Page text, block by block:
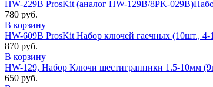
HW-229B ProsKit (аналог HW-129B/8PK-
780 руб.
В корзину
HW-609B ProsKit Набор ключей гаечных (10шт., 4-
870 руб.
В корзину
HW-129, Набор Ключи шестигранники 1.5-10мм
650 руб.